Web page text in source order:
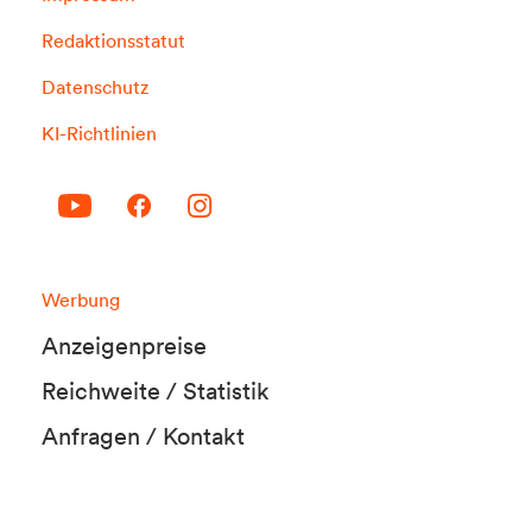
Redaktionsstatut
Datenschutz
KI-Richtlinien
Werbung
Anzeigenpreise
Reichweite / Statistik
Anfragen / Kontakt